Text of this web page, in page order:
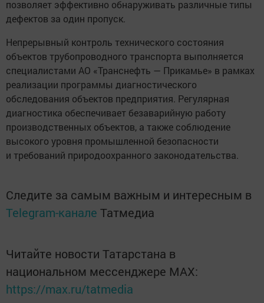
позволяет эффективно обнаруживать различные типы
дефектов за один пропуск.
Непрерывный контроль технического состояния
объектов трубопроводного транспорта выполняется
специалистами АО «Транснефть — Прикамье» в рамках
реализации программы диагностического
обследования объектов предприятия. Регулярная
диагностика обеспечивает безаварийную работу
производственных объектов, а также соблюдение
высокого уровня промышленной безопасности
и требований природоохранного законодательства.
Следите за самым важным и интересным в
Telegram-канале Татмедиа
Читайте новости Татарстана в
национальном мессенджере MАХ:
https://max.ru/tatmedia